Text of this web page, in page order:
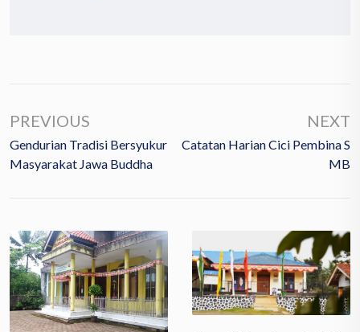
PREVIOUS
Gendurian Tradisi Bersyukur
Masyarakat Jawa Buddha
NEXT
Catatan Harian Cici Pembina S
MB